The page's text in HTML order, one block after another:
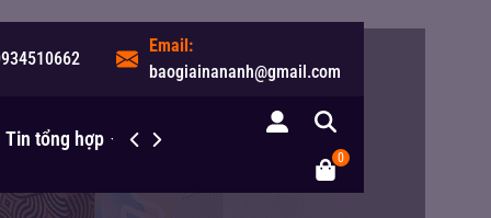
Email:
baogiainananh@gmail.com
Tin tổng hợp Liên hệ
0